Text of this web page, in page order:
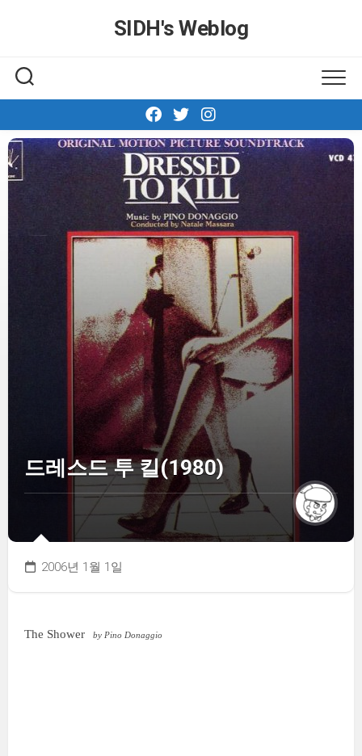
SIDH′s Weblog
드레스드 투 킬(1980)
2006년 1월 1일
The Shower by Pino Donaggio